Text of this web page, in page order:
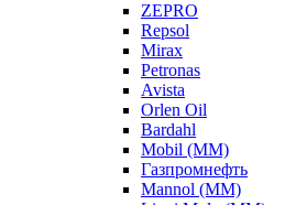
ZEPRO
Repsol
Mirax
Petronas
Avista
Orlen Oil
Bardahl
Mobil (ММ)
Газпромнефть
Mannol (ММ)